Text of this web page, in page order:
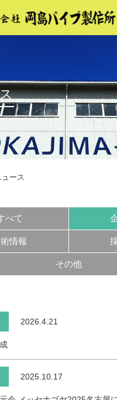
ュース
べて
情報
その他
2026.4.21
2025.10.17